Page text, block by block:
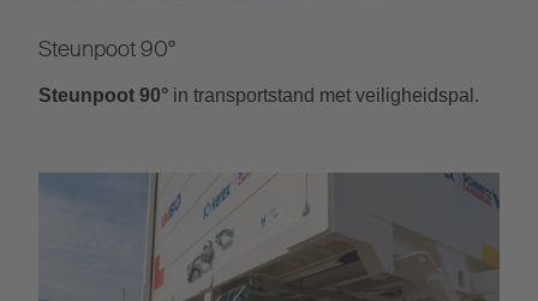
Steunpoot 90°
Steunpoot 90° in transportstand met veiligheidspal.